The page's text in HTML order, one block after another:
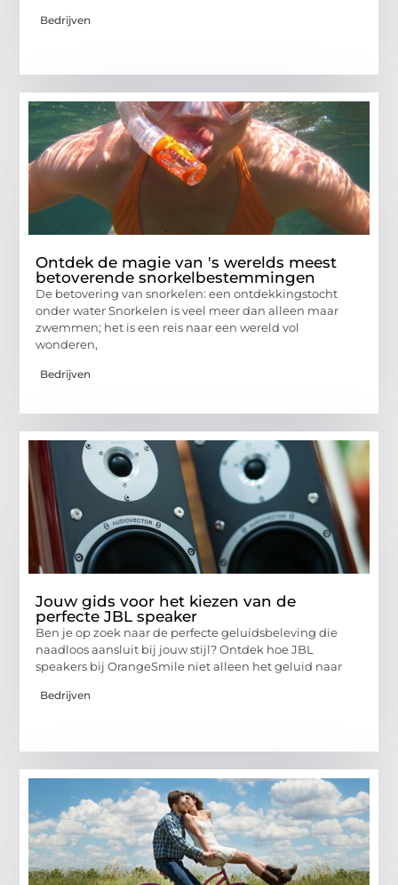
Bedrijven
Ontdek de magie van 's werelds meest
betoverende snorkelbestemmingen
De betovering van snorkelen: een ontdekkingstocht
onder water Snorkelen is veel meer dan alleen maar
zwemmen; het is een reis naar een wereld vol
wonderen,
Bedrijven
Jouw gids voor het kiezen van de
perfecte JBL speaker
Ben je op zoek naar de perfecte geluidsbeleving die
naadloos aansluit bij jouw stijl? Ontdek hoe JBL
speakers bij OrangeSmile niet alleen het geluid naar
Bedrijven